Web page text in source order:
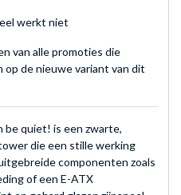
werkt niet
van alle promoties die
op de nieuwe variant van dit
be quiet! is een zwarte,
die een stille werking
componenten zoals
of een E-ATX